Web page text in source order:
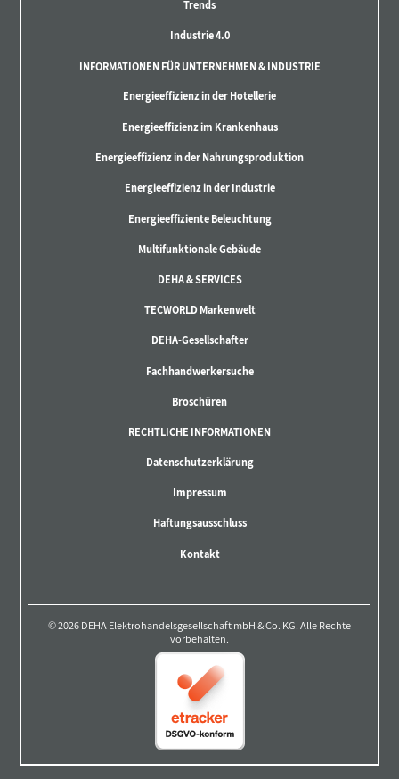
Trends
Industrie 4.0
INFORMATIONEN FÜR UNTERNEHMEN & INDUSTRIE
Energieeffizienz in der Hotellerie
Energieeffizienz im Krankenhaus
Energieeffizienz in der Nahrungsproduktion
Energieeffizienz in der Industrie
Energieeffiziente Beleuchtung
Multifunktionale Gebäude
DEHA & SERVICES
TECWORLD Markenwelt
DEHA-Gesellschafter
Fachhandwerkersuche
Broschüren
RECHTLICHE INFORMATIONEN
Datenschutzerklärung
Impressum
Haftungsausschluss
Kontakt
© 2026 DEHA Elektrohandelsgesellschaft mbH & Co. KG. Alle Rechte
vorbehalten.